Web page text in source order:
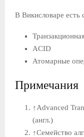
В Викисловаре есть
ACID
Атомарные
Примечания
↑Advanced
(англ.)
↑Семейство